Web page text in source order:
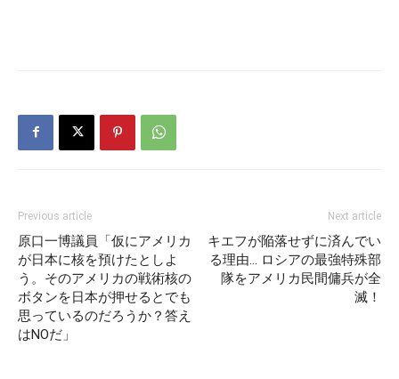
Previous article
原口一博議員「仮にアメリカ
が日本に核を預けたとしよ
う。そのアメリカの戦術核の
ボタンを日本が押せるとでも
思っているのだろうか？答え
はNOだ」
Next article
キエフが陥落せずに済んでい
る理由… ロシアの最強特殊部
隊をアメリカ民間傭兵が全
滅！